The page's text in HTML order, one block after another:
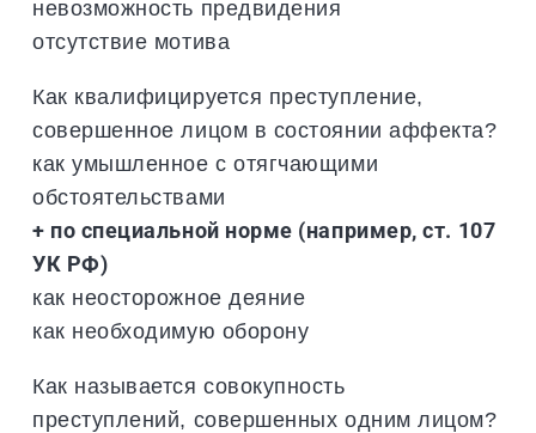
невозможность предвидения
отсутствие мотива
Как квалифицируется преступление,
совершенное лицом в состоянии аффекта?
как умышленное с отягчающими
обстоятельствами
+ по специальной норме (например, ст. 107
УК РФ)
как неосторожное деяние
как необходимую оборону
Как называется совокупность
преступлений, совершенных одним лицом?